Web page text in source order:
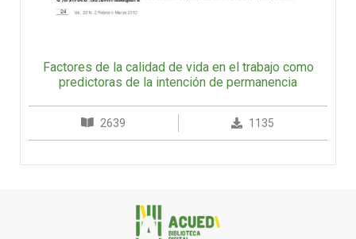
Factores de la calidad de vida en el trabajo como
predictoras de la intención de permanencia
2639 1135